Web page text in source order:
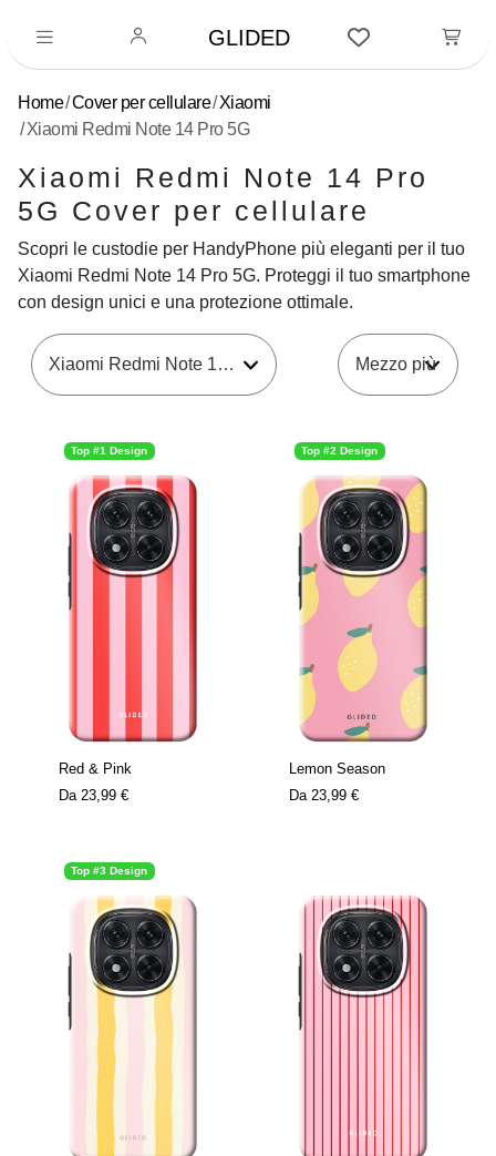
GLIDED
Home Cover per cellulare Xiaomi
Xiaomi Redmi Note 14 Pro 5G
Xiaomi Redmi Note 14 Pro
5G Cover per cellulare
Scopri le custodie per HandyPhone più eleganti per il tuo
Xiaomi Redmi Note 14 Pro 5G. Proteggi il tuo smartphone
con design unici e una protezione ottimale.
Xiaomi Redmi Note 14 Pro 5G
Top #1 Design
Red & Pink
Da 23,99 €
Top #2 Design
Lemon Season
Da 23,99 €
Top #3 Design